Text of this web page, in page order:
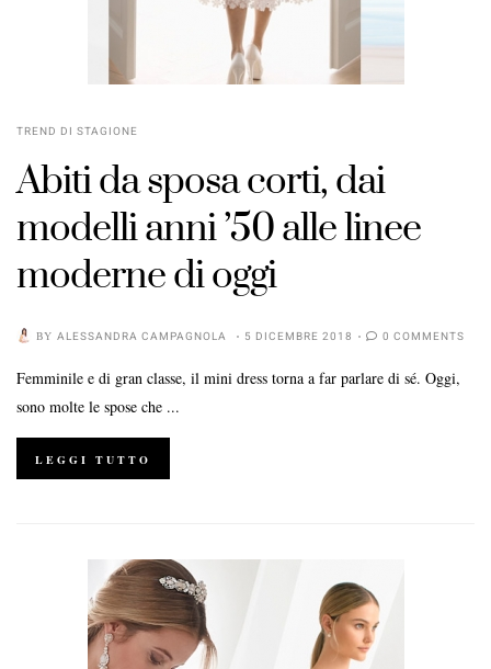
TREND DI STAGIONE
Abiti da sposa corti, dai
modelli anni ’50 alle linee
moderne di oggi
BY ALESSANDRA CAMPAGNOLA 5 DICEMBRE 2018 0 COMMENTS
Femminile e di gran classe, il mini dress torna a far parlare di sé. Oggi,
sono molte le spose che ...
LEGGI TUTTO